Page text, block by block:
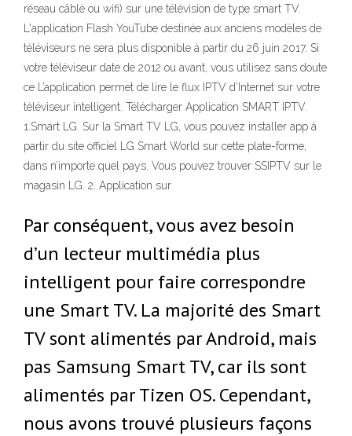
réseau câblé ou wifi) sur une télévision de type smart TV.
L'application Flash YouTube destinée aux anciens modèles de
téléviseurs ne sera plus disponible à partir du 26 juin 2017. Si
votre téléviseur date de 2012 ou avant, vous utilisez sans doute
ce L’application permet de lire le flux IPTV d’Internet sur votre
téléviseur intelligent. Télécharger Application SMART IPTV.
1.Smart LG. Sur la Smart TV LG, vous pouvez installer app à
partir du site officiel LG Smart World sur cette plate-forme,
dans n’importe quel pays. Vous pouvez trouver SSIPTV sur le
magasin LG. 2. Application sur
Par conséquent, vous avez besoin
d’un lecteur multimédia plus
intelligent pour faire correspondre
une Smart TV. La majorité des Smart
TV sont alimentés par Android, mais
pas Samsung Smart TV, car ils sont
alimentés par Tizen OS. Cependant,
nous avons trouvé plusieurs façons